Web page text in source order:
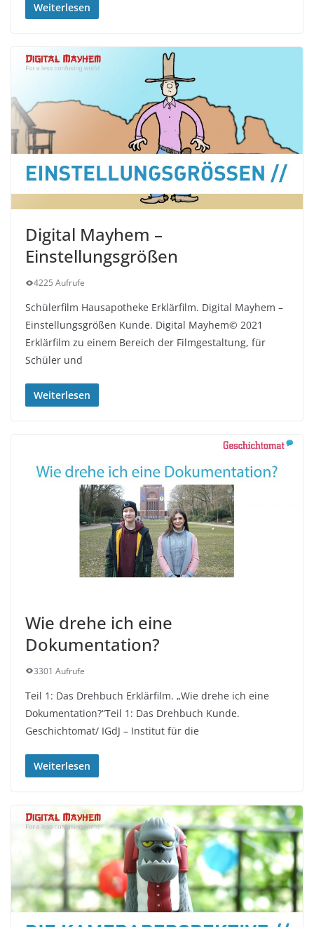
Weiterlesen
Digital Mayhem –
Einstellungsgrößen
4225 Aufrufe
Schülerfilm Hausapotheke Erklärfilm. Digital Mayhem –
Einstellungsgrößen Kunde. Digital Mayhem© 2021
Erklärfilm zu einem Bereich der Filmgestaltung, für
Schüler und
Weiterlesen
Wie drehe ich eine
Dokumentation?
3301 Aufrufe
Teil 1: Das Drehbuch Erklärfilm. „Wie drehe ich eine
Dokumentation?“Teil 1: Das Drehbuch Kunde.
Geschichtomat/ IGdJ – Institut für die
Weiterlesen